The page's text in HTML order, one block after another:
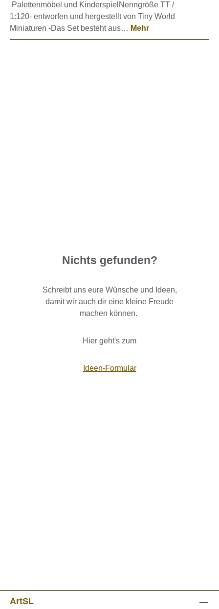
Palettenmöbel und KinderspielNenngröße TT /
1:120- entworfen und hergestellt von Tiny World
Miniaturen -Das Set besteht aus… Mehr
Nichts gefunden?
Schreibt uns eure Wünsche und Ideen,
damit wir auch dir eine kleine Freude
machen können.
Hier geht's zum
Ideen-Formular
ArtSL